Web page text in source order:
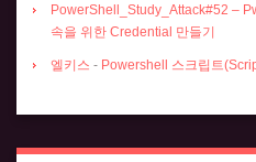
PowerShell_Study_Attack#52 –
속을 위한 Credential 만들기
엘키스 - Powershell 스크립트